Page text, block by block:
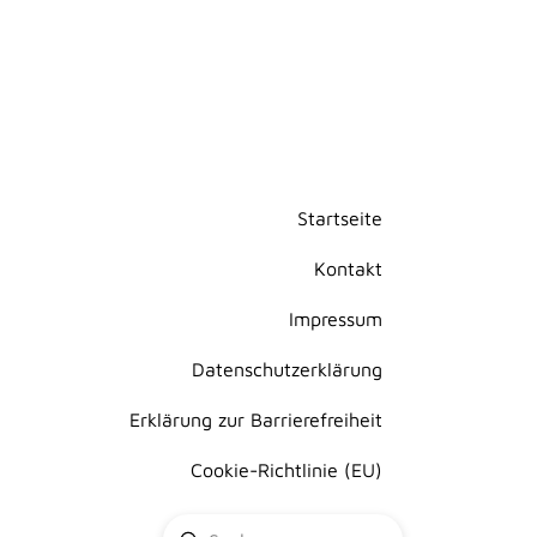
Startseite
Kontakt
Impressum
Datenschutzerklärung
Erklärung zur Barrierefreiheit
Cookie-Richtlinie (EU)